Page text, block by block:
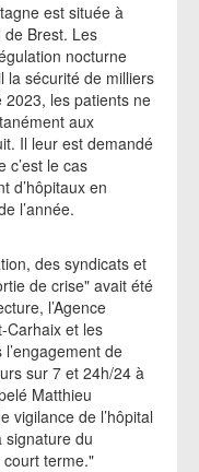
est située à
Brest. Les
nocturne
la sécurité de milliers
2023, les patients ne
aux
Il leur est demandé
c’est le cas
d’hôpitaux en
l’année.
des syndicats et
de crise" avait été
l’Agence
Carhaix et les
l’engagement de
sur 7 et 24h/24 à
Matthieu
vigilance de l’hôpital
signature du
terme."